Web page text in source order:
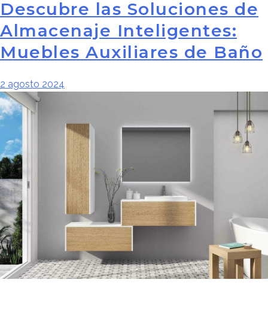
Descubre las Soluciones de
Almacenaje Inteligentes:
Muebles Auxiliares de Baño
2 agosto 2024